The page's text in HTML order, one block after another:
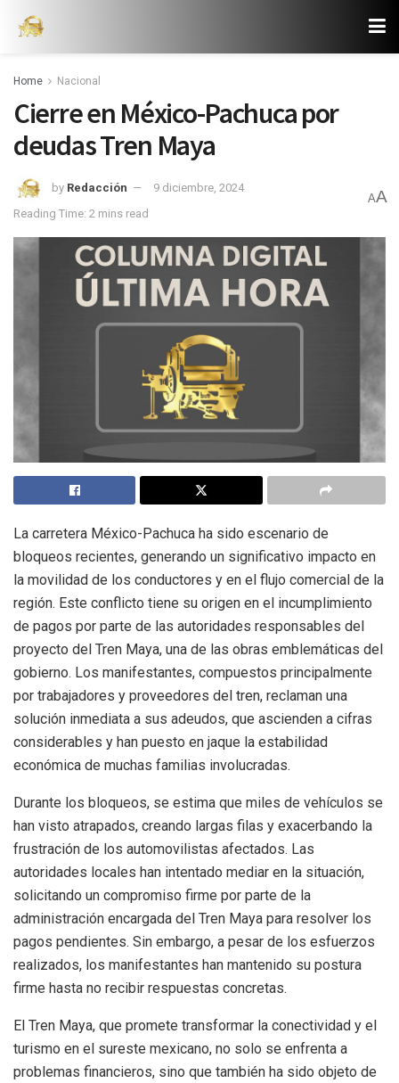
Home Nacional
Cierre en México-Pachuca por
deudas Tren Maya
by Redacción
9 diciembre, 2024
Reading Time: 2 mins read
AA
La carretera México-Pachuca ha sido escenario de
bloqueos recientes, generando un significativo impacto en
la movilidad de los conductores y en el flujo comercial de la
región. Este conflicto tiene su origen en el incumplimiento
de pagos por parte de las autoridades responsables del
proyecto del Tren Maya, una de las obras emblemáticas del
gobierno. Los manifestantes, compuestos principalmente
por trabajadores y proveedores del tren, reclaman una
solución inmediata a sus adeudos, que ascienden a cifras
considerables y han puesto en jaque la estabilidad
económica de muchas familias involucradas.
Durante los bloqueos, se estima que miles de vehículos se
han visto atrapados, creando largas filas y exacerbando la
frustración de los automovilistas afectados. Las
autoridades locales han intentado mediar en la situación,
solicitando un compromiso firme por parte de la
administración encargada del Tren Maya para resolver los
pagos pendientes. Sin embargo, a pesar de los esfuerzos
realizados, los manifestantes han mantenido su postura
firme hasta no recibir respuestas concretas.
El Tren Maya, que promete transformar la conectividad y el
turismo en el sureste mexicano, no solo se enfrenta a
problemas financieros, sino que también ha sido objeto de